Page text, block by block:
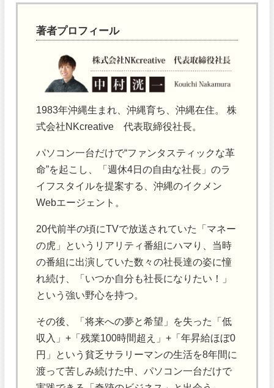
著者プロフィール
1983年沖縄生まれ、沖縄育ち、沖縄在住。 株
式会社NKcreative 代表取締役社長。
パソコン一台だけで“ファンタスティックな革
命”を起こし、「週休4日の自由な社長」のラ
イフスタイルを提案する、沖縄のイクメン
Webエージェント。
20代前半の頃にTVで放送されていた「マネー
の虎」というリアリティ番組にハマり、当時
の番組に出演していた数々の社長達の姿に憧
れ続け、「いつか自分も社長になりたい！」
という強い野心を持つ。
その後、「将来への夢と希望」を失った「低
収入」+「残業100時間超え」+「年昇給ほぼ0
円」という貧乏サラリーマンの生活を8年間に
渡って苦しみ続けた中、パソコン一台だけで